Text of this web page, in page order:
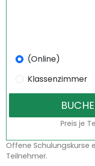
(Online)
Klassenzimmer
Preis je
Offene Schulungskurse
Teilnehmer.